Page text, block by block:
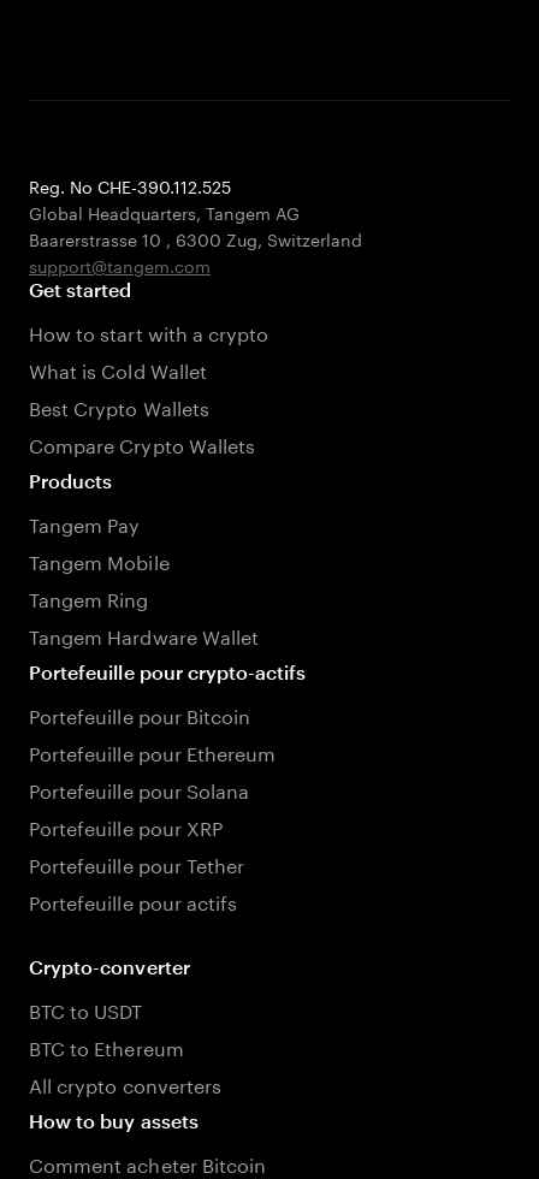
Reg. No CHE-390.112.525
Global Headquarters, Tangem AG
Baarerstrasse 10 , 6300 Zug, Switzerland
support@tangem.com
Get started
How to start with a crypto
What is Cold Wallet
Best Crypto Wallets
Compare Crypto Wallets
Products
Tangem Pay
Tangem Mobile
Tangem Ring
Tangem Hardware Wallet
Portefeuille pour crypto-actifs
Portefeuille pour Bitcoin
Portefeuille pour Ethereum
Portefeuille pour Solana
Portefeuille pour XRP
Portefeuille pour Tether
Portefeuille pour actifs
Crypto-converter
BTC to USDT
BTC to Ethereum
All crypto converters
How to buy assets
Comment acheter Bitcoin